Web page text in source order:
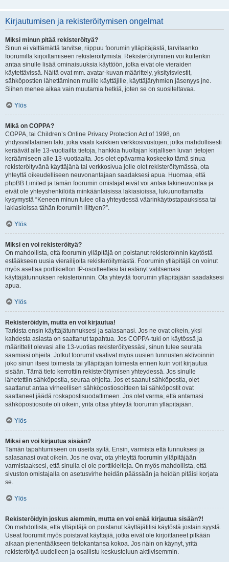
Kirjautumisen ja rekisteröitymisen ongelmat
Miksi minun pitää rekisteröityä?
Sinun ei välttämättä tarvitse, riippuu foorumin ylläpitäjästä, tarvitaanko
foorumilla kirjoittamiseen rekisteröitymistä. Rekisteröityminen voi kuitenkin
antaa sinulle lisää ominaisuuksia käyttöön, jotka eivät ole vieraiden
käytettävissä. Näitä ovat mm. avatar-kuvan määrittely, yksityisviestit,
sähköpostien lähettäminen muille käyttäjille, käyttäjäryhmien jäsenyys jne.
Siihen menee aikaa vain muutamia hetkiä, joten se on suositeltavaa.
Ylös
Mikä on COPPA?
COPPA, tai Children’s Online Privacy Protection Act of 1998, on
yhdysvaltalainen laki, joka vaatii kaikkien verkkosivustojen, jotka mahdollisesti
keräävät alle 13-vuotiailta tietoja, hankkia huoltajan kirjallisen luvan tietojen
keräämiseen alle 13-vuotiaalta. Jos olet epävarma koskeeko tämä sinua
rekisteröityvänä käyttäjänä tai verkkosivua jolle olet rekisteröitymässä, ota
yhteyttä oikeudelliseen neuvonantajaan saadaksesi apua. Huomaa, että
phpBB Limited ja tämän foorumin omistajat eivät voi antaa lakineuvontaa ja
eivät ole yhteyshenkilöitä minkäänlaisissa lakiasioissa, lukuunottamatta
kysymystä “Keneen minun tulee olla yhteydessä väärinkäytöstapauksissa tai
lakiasioissa tähän foorumiin liittyen?”.
Ylös
Miksi en voi rekisteröityä?
On mahdollista, että foorumin ylläpitäjä on poistanut rekisteröinnin käytöstä
estääkseen uusia vierailijoita rekisteröitymästä. Foorumin ylläpitäjä on voinut
myös asettaa porttikiellon IP-osoitteellesi tai estänyt valitsemasi
käyttäjätunnuksen rekisteröinnin. Ota yhteyttä foorumin ylläpitäjään saadaksesi
apua.
Ylös
Rekisteröidyin, mutta en voi kirjautua!
Tarkista ensin käyttäjätunnuksesi ja salasanasi. Jos ne ovat oikein, yksi
kahdesta asiasta on saattanut tapahtua. Jos COPPA-tuki on käytössä ja
määrittelit olevasi alle 13-vuotias rekisteröityessäsi, sinun tulee seurata
saamiasi ohjeita. Jotkut foorumit vaativat myös uusien tunnusten aktivoinnin
joko sinun itsesi toimesta tai ylläpitäjän toimesta ennen kuin voit kirjautua
sisään. Tämä tieto kerrottiin rekisteröitymisen yhteydessä. Jos sinulle
lähetettiin sähköpostia, seuraa ohjeita. Jos et saanut sähköpostia, olet
saattanut antaa virheellisen sähköpostiosoitteen tai sähköpostit ovat
saattaneet jäädä roskapostisuodattimeen. Jos olet varma, että antamasi
sähköpostiosoite oli oikein, yritä ottaa yhteyttä foorumin ylläpitäjään.
Ylös
Miksi en voi kirjautua sisään?
Tämän tapahtumiseen on useita syitä. Ensin, varmista että tunnuksesi ja
salasanasi ovat oikein. Jos ne ovat, ota yhteyttä foorumin ylläpitäjään
varmistaaksesi, että sinulla ei ole porttikieltoja. On myös mahdollista, että
sivuston omistajalla on asetusvirhe heidän päässään ja heidän pitäisi korjata
se.
Ylös
Rekisteröidyin joskus aiemmin, mutta en voi enää kirjautua sisään?!
On mahdollista, että ylläpitäjä on poistanut käyttäjätilisi käytöstä jostain syystä.
Useat foorumit myös poistavat käyttäjiä, jotka eivät ole kirjoittaneet pitkään
aikaan pienentääkseen tietokantansa kokoa. Jos näin on käynyt, yritä
rekisteröityä uudelleen ja osallistu keskusteluun aktiivisemmin.